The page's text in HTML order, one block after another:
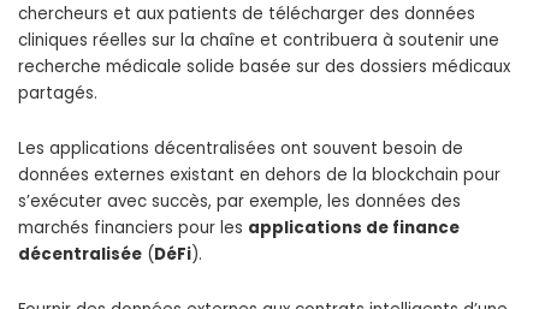
chercheurs et aux patients de télécharger des données
cliniques réelles sur la chaîne et contribuera à soutenir une
recherche médicale solide basée sur des dossiers médicaux
partagés.
Les applications décentralisées ont souvent besoin de
données externes existant en dehors de la blockchain pour
s’exécuter avec succès, par exemple, les données des
marchés financiers pour les applications de finance
décentralisée (DéFi).